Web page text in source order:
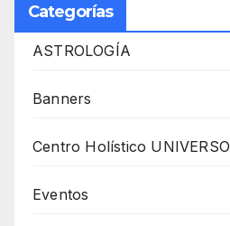
Categorías
ASTROLOGÍA
Banners
Centro Holístico UNIVERSO
Eventos